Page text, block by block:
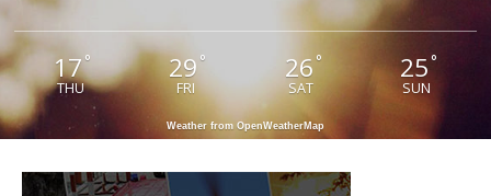
17°
THU
29°
FRI
26 °
SAT
25°
SUN
Weather from OpenWeatherMap